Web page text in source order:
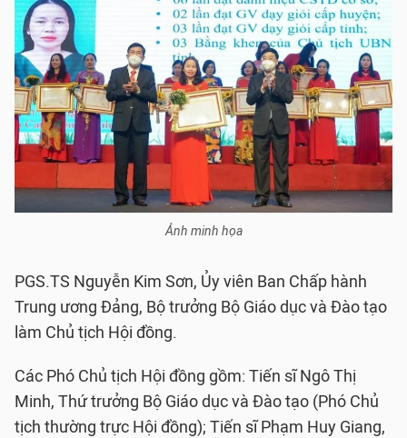
Ảnh minh họa
PGS.TS Nguyễn Kim Sơn, Ủy viên Ban Chấp hành
Trung ương Đảng, Bộ trưởng Bộ Giáo dục và Đào tạo
làm Chủ tịch Hội đồng.
Các Phó Chủ tịch Hội đồng gồm: Tiến sĩ Ngô Thị
Minh, Thứ trưởng Bộ Giáo dục và Đào tạo (Phó Chủ
tịch thường trực Hội đồng); Tiến sĩ Phạm Huy Giang,